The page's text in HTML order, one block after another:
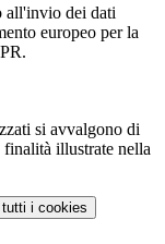
all'invio dei dati
europeo per la
si avvalgono di
illustrate nella
i cookies